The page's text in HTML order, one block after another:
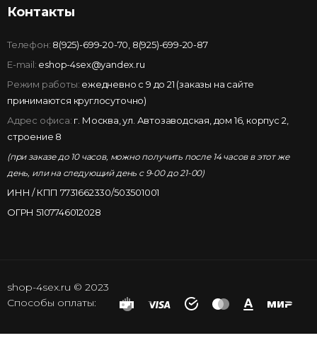
Контакты
Телефон: 8(925)-699-20-70 8(925)-699-20-87
E-mail: eshop-4sex@yandex.ru
Режим работы: ежедневно с 9 до 21 (заказы на сайте
принимаются круглосуточно)
Адрес офиса: г. Москва, ул. Автозаводская, дом 16, корпус 2,
строение 8
(при заказе до 10 часов, можно получить после 14 часов в этот же
день, или на следующий день с 9-00 до 21-00)
ИНН / КПП 7731662330/503501001
ОГРН 5107746012028
shop-4sex.ru © 2023
Способы оплаты: